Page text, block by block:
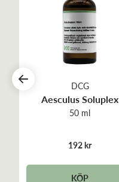
DCG
Aesculus Soluplex
50 ml
192 kr
KÖP